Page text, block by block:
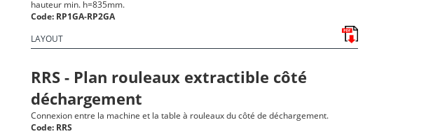
hauteur min. h=835mm.
Code: RP1GA-RP2GA
LAYOUT
RRS - Plan rouleaux extractible côté
déchargement
Connexion entre la machine et la table à rouleaux du côté de déchargement.
Code: RRS